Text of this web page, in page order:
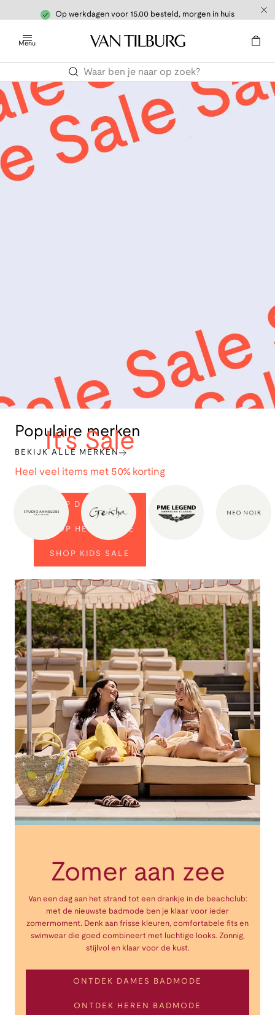
Op werkdagen voor 15.00 besteld, morgen in huis
Menu
It's Sale
Heel veel items met 50% korting
SHOP DAMES SALE
SHOP HEREN SALE
SHOP KIDS SALE
Populaire merken
BEKIJK ALLE MERKEN
Zomer aan zee
Van een dag aan het strand tot een drankje in de beachclub:
met de nieuwste badmode ben je klaar voor ieder
zomermoment. Denk aan frisse kleuren, comfortabele fits en
swimwear die goed combineert met luchtige looks. Zonnig,
stijlvol en klaar voor de kust.
ONTDEK DAMES BADMODE
ONTDEK HEREN BADMODE